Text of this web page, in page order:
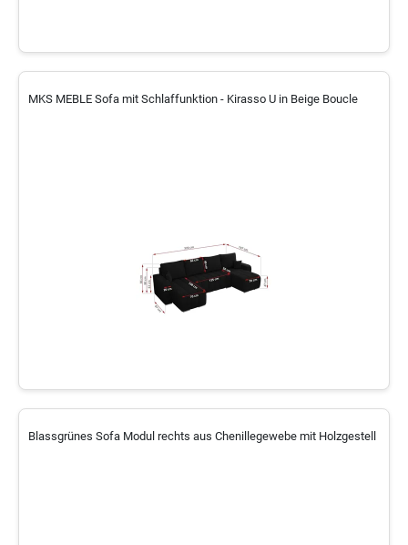
MKS MEBLE Sofa mit Schlaffunktion - Kirasso U in Beige Boucle
Blassgrünes Sofa Modul rechts aus Chenillegewebe mit Holzgestell